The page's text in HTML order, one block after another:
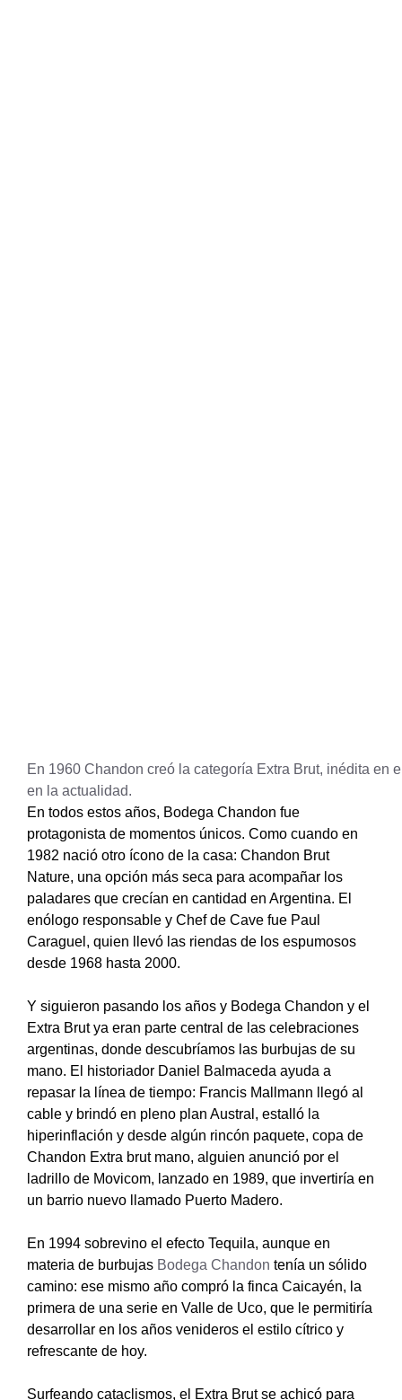
En 1960 Chandon creó la categoría Extra Brut, inédita en
en la actualidad.
En todos estos años, Bodega Chandon fue
protagonista de momentos únicos. Como cuando en
1982 nació otro ícono de la casa: Chandon Brut
Nature, una opción más seca para acompañar los
paladares que crecían en cantidad en Argentina. El
enólogo responsable y Chef de Cave fue Paul
Caraguel, quien llevó las riendas de los espumosos
desde 1968 hasta 2000.
Y siguieron pasando los años y Bodega Chandon y el
Extra Brut ya eran parte central de las celebraciones
argentinas, donde descubríamos las burbujas de su
mano. El historiador Daniel Balmaceda ayuda a
repasar la línea de tiempo: Francis Mallmann llegó al
cable y brindó en pleno plan Austral, estalló la
hiperinflación y desde algún rincón paquete, copa de
Chandon Extra brut mano, alguien anunció por el
ladrillo de Movicom, lanzado en 1989, que invertiría en
un barrio nuevo llamado Puerto Madero.
En 1994 sobrevino el efecto Tequila, aunque en
materia de burbujas Bodega Chandon tenía un sólido
camino: ese mismo año compró la finca Caicayén, la
primera de una serie en Valle de Uco, que le permitiría
desarrollar en los años venideros el estilo cítrico y
refrescante de hoy.
Surfeando cataclismos, el Extra Brut se achicó para